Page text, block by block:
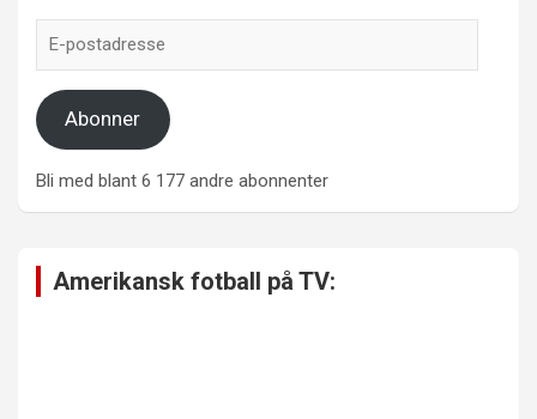
postadresse
Abonner
Bli med blant 6 177 andre abonnenter
Amerikansk fotball på TV: